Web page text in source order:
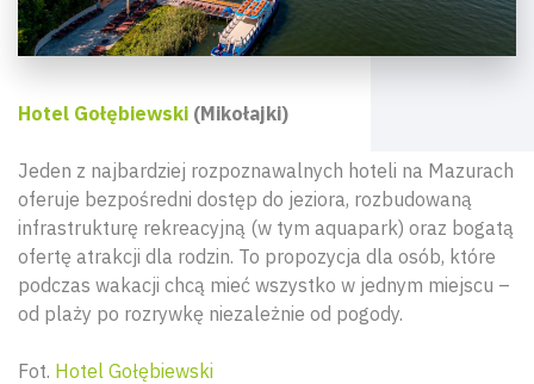
Hotel Gołębiewski (Mikołajki)
Jeden z najbardziej rozpoznawalnych hoteli na Mazurach
oferuje bezpośredni dostęp do jeziora, rozbudowaną
infrastrukturę rekreacyjną (w tym aquapark) oraz bogatą
ofertę atrakcji dla rodzin. To propozycja dla osób, które
podczas wakacji chcą mieć wszystko w jednym miejscu –
od plaży po rozrywkę niezależnie od pogody.
Fot. Hotel Gołębiewski